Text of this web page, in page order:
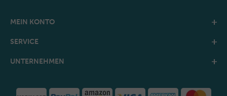
MEIN KONTO
SERVICE
UNTERNEHMEN